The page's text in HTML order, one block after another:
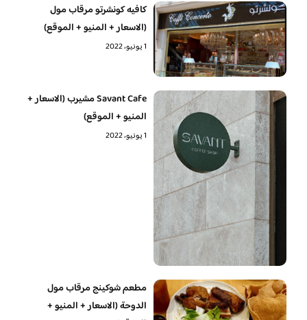
كافيه كونشرتو مرقاب مول
(الاسعار + المنيو + الموقع)
1 يونيو، 2022
Savant Cafe مشيرب (الاسعار +
المنيو + الموقع)
1 يونيو، 2022
مطعم شوكينج مرقاب مول
الدوحة (الاسعار + المنيو +